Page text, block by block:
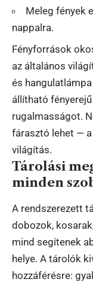
Meleg fények
nappalra.
Fényforrások
az általános
és
állítható
rugalmasságot.
fárasztó lehet —
világítás.
Tárolási
minden
A rendszerezett
dobozok,
mind segítenek
helye. A tárolók
hozzáférésre: